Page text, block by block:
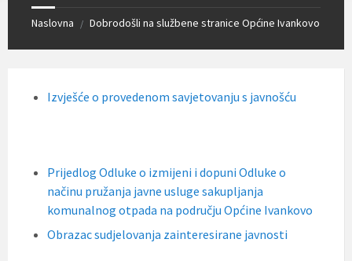
Naslovna / Dobrodošli na službene stranice Općine Ivankovo
Izvješće o provedenom savjetovanju s javnošću
Prijedlog Odluke o izmijeni i dopuni Odluke o
načinu pružanja javne usluge sakupljanja
komunalnog otpada na području Općine Ivankovo
Obrazac sudjelovanja zainteresirane javnosti